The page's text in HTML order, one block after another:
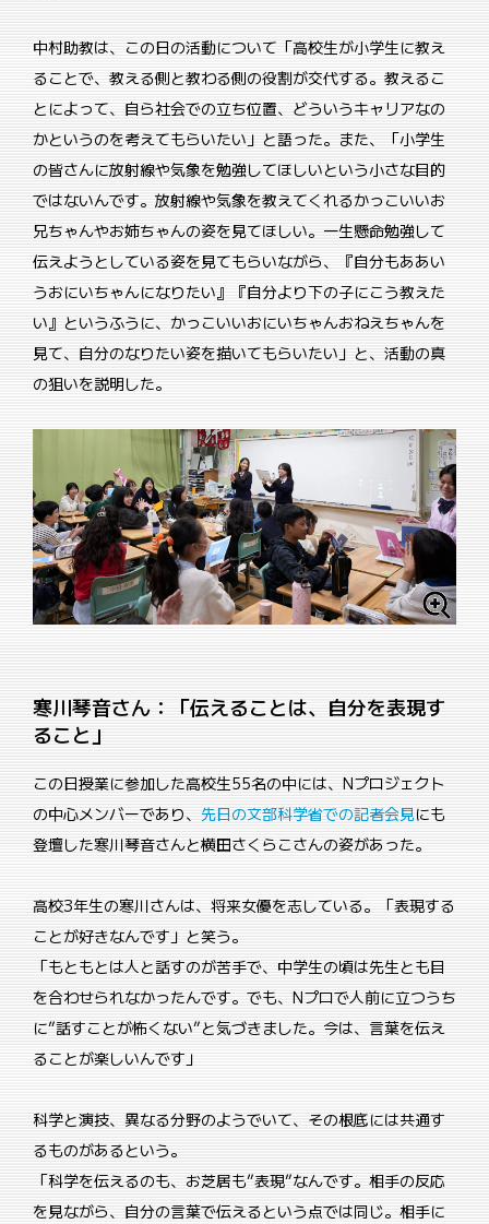
中村助教は、この日の活動について「高校生が小学生に教え
ることで、教える側と教わる側の役割が交代する。教えるこ
とによって、自ら社会での立ち位置、どういうキャリアなの
かというのを考えてもらいたい」と語った。また、「小学生
の皆さんに放射線や気象を勉強してほしいという小さな目的
ではないんです。放射線や気象を教えてくれるかっこいいお
兄ちゃんやお姉ちゃんの姿を見てほしい。一生懸命勉強して
伝えようとしている姿を見てもらいながら、『自分もああい
うおにいちゃんになりたい』『自分より下の子にこう教えた
い』というふうに、かっこいいおにいちゃんおねえちゃんを
見て、自分のなりたい姿を描いてもらいたい」と、活動の真
の狙いを説明した。
寒川琴音さん：「伝えることは、自分を表現す
ること」
この日授業に参加した高校生55名の中には、Nプロジェクト
の中心メンバーであり、先日の文部科学省での記者会見にも
登壇した寒川琴音さんと横田さくらこさんの姿があった。
高校3年生の寒川さんは、将来女優を志している。「表現する
ことが好きなんです」と笑う。
「もともとは人と話すのが苦手で、中学生の頃は先生とも目
を合わせられなかったんです。でも、Nプロで人前に立つうち
に”話すことが怖くない”と気づきました。今は、言葉を伝え
ることが楽しいんです」
科学と演技、異なる分野のようでいて、その根底には共通す
るものがあるという。
「科学を伝えるのも、お芝居も”表現”なんです。相手の反応
を見ながら、自分の言葉で伝えるという点では同じ。相手に